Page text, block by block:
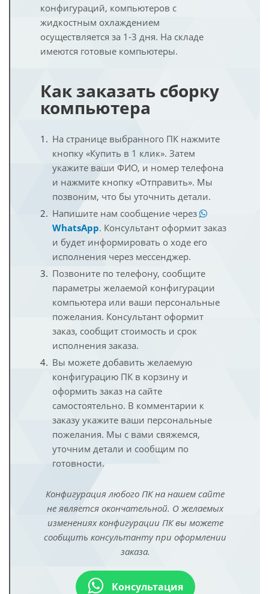
конфигураций, компьютеров с
жидкостным охлаждением
осуществляется за 1-3 дня. На складе
имеются готовые компьютеры.
Как заказать сборку
компьютера
На странице выбранного ПК нажмите
кнопку «Купить в 1 клик». Затем
укажите ваши ФИО, и номер телефона
и нажмите кнопку «Отправить». Мы
позвоним, что бы уточнить детали.
Напишите нам сообщение через
WhatsApp. Консультант оформит заказ
и будет информировать о ходе его
исполнения через мессенджер.
Позвоните по телефону, сообщите
параметры желаемой конфигурации
компьютера или ваши персональные
пожелания. Консультант оформит
заказ, сообщит стоимость и срок
исполнения заказа.
Вы можете добавить желаемую
конфигурацию ПК в корзину и
оформить заказ на сайте
самостоятельно. В комментарии к
заказу укажите ваши персональные
пожелания. Мы с вами свяжемся,
уточним детали и сообщим по
готовности.
Конфигурация любого ПК на нашем сайте
не является окончательной. О желаемых
изменениях конфигурации ПК вы можете
сообщить консультанту при оформлении
заказа.
Консультация